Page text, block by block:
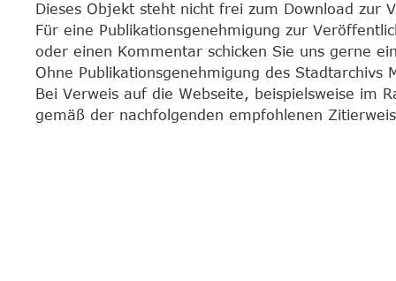
Dieses Objekt steht nicht frei zum Download zur
Für eine Publikationsgenehmigung zur
oder einen Kommentar schicken Sie uns gerne
Ohne Publikationsgenehmigung des
Bei Verweis auf die Webseite, beispielsweise im
gemäß der nachfolgenden empfohlenen